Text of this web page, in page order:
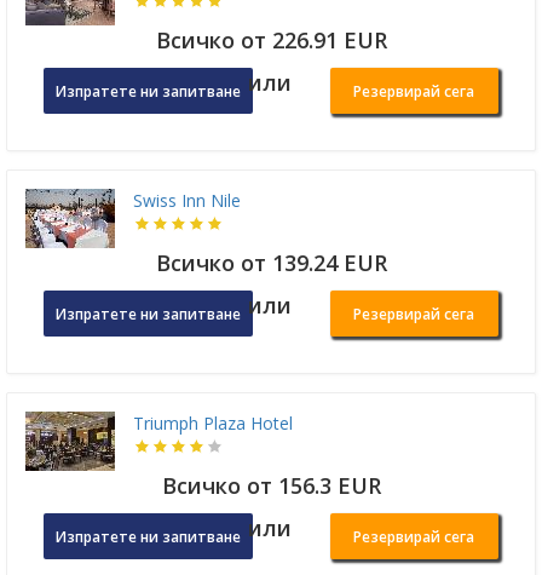
Всичко от 226.91 EUR
Изпратете ни запитване или Резервирай сега
Swiss Inn Nile
Всичко от 139.24 EUR
Изпратете ни запитване или Резервирай сега
Triumph Plaza Hotel
Всичко от 156.3 EUR
Изпратете ни запитване или Резервирай сега